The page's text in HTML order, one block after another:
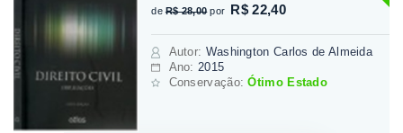
de R$ 28,00 por R$ 22,40
Autor: Washington Carlos de Almeida
Ano: 2015
Conservação:Ótimo Estado